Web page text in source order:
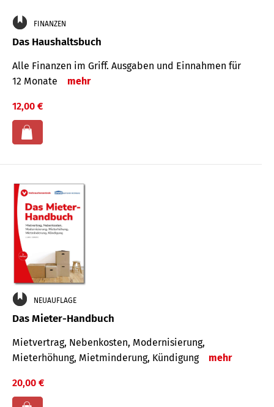
FINANZEN
Das Haushaltsbuch
Alle Finanzen im Griff. Aus­gaben und Ein­nahmen für
12 Monate
mehr
12,00 €
NEUAUFLAGE
Das Mieter-Handbuch
Mietvertrag, Nebenkosten, Modernisierung,
Mieterhöhung, Mietminderung, Kündigung
mehr
20,00 €